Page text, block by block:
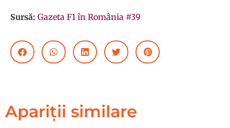
Sursă: Gazeta F1 în România #39
Apariții similare